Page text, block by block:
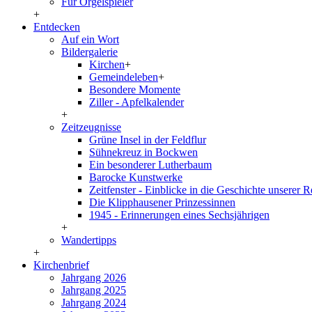
+
Entdecken
Auf ein Wort
Bildergalerie
Kirchen+
Gemeindeleben+
Besondere Momente
Ziller - Apfelkalender
+
Zeitzeugnisse
Grüne Insel in der Feldflur
Sühnekreuz in Bockwen
Ein besonderer Lutherbaum
Barocke Kunstwerke
Zeitfenster - Einblicke in die Geschichte unserer
Die Klipphausener Prinzessinnen
1945 - Erinnerungen eines Sechsjährigen
+
Wandertipps
+
Kirchenbrief
Jahrgang 2026
Jahrgang 2025
Jahrgang 2024